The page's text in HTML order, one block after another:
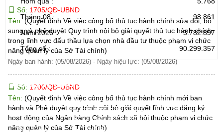
Số: 1705/QĐ-UBND
Tên:(Quyết định Về việc công bố thủ tục hành chính sửa đổi, bổ
sung và phê duyệt Quy trình nội bộ giải quyết thủ tục hành chính
trong lĩnh vực đấu thầu lựa chọn nhà đầu tư thuộc phạm vi chức
năng quản lý của Sở Tài chính)
Ngày ban hành: (05/08/2026) - Ngày hiệu lực: (05/08/2026)
Số: 1700/QĐ-UBND
Tên: (Quyết định Về việc công bố thủ tục hành chính mới ban
hành và Phê duyệt quy trình nội bộ giải quyết lĩnh vực đăng ký
hoạt động của Ngân hàng Chính sách xã hội thuộc phạm vi chức
năng quản lý của Sở Tài chính)
Tháng 08 :
98.861
Năm 2026 :
3.782.897
Tổng số :
90.299.357
CỔNG THÔNG TIN ĐIỆN TỬ TỈNH LAI CHÂU
Cơ quan chủ
quản:
Giấy phép số:
Chịu trách
Ủy ban nhân dân tỉnh Lai Châu
31/GP-TTĐT do Sở Văn hóa, Thể thao và
Du lịch cấp 17/4/2026
Hoàng Minh Hải - Chánh Văn phòng UBND